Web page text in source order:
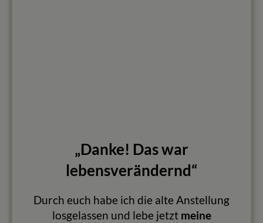
„Danke! Das war
lebensverändernd“
Durch euch habe ich die alte Anstellung
losgelassen und lebe jetzt meine